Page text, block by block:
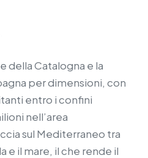
della Catalogna e la
per dimensioni, con
entro i confini
nell’area
sul Mediterraneo tra
e il mare, il che rende il